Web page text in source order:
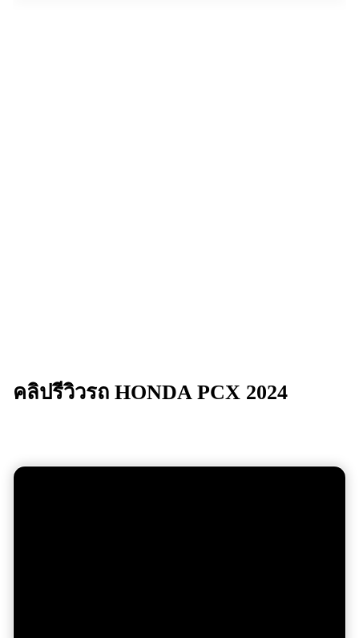
คลิปรีวิวรถ HONDA PCX 2024